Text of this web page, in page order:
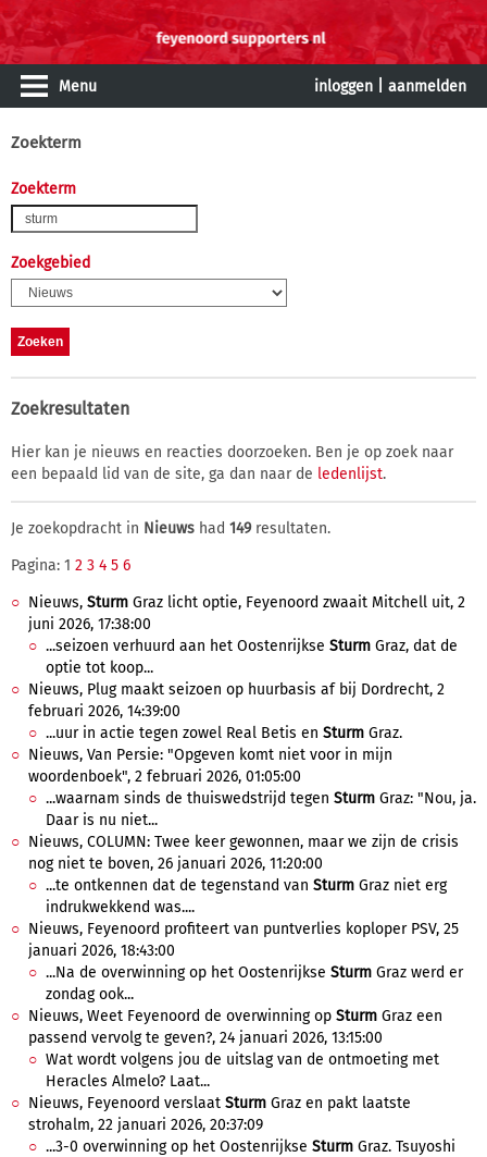
Menu inloggen aanmelden
Zoekterm
Zoekterm
Zoekgebied
Zoekresultaten
Hier kan je nieuws en reacties doorzoeken. Ben je op zoek naar
een bepaald lid van de site, ga dan naar de ledenlijst.
Je zoekopdracht in Nieuws had 149resultaten.
Pagina: 1 2 3 4 5 6
Nieuws, Sturm Graz licht optie, Feyenoord zwaait Mitchell uit, 2
juni 2026, 17:38:00
...seizoen verhuurd aan het Oostenrijkse Sturm Graz, dat de
optie tot koop...
Nieuws, Plug maakt seizoen op huurbasis af bij Dordrecht, 2
februari 2026, 14:39:00
...uur in actie tegen zowel Real Betis en Sturm Graz.
Nieuws, Van Persie: "Opgeven komt niet voor in mijn
woordenboek", 2 februari 2026, 01:05:00
...waarnam sinds de thuiswedstrijd tegen Sturm Graz: "Nou, ja.
Daar is nu niet...
Nieuws, COLUMN: Twee keer gewonnen, maar we zijn de crisis
nog niet te boven, 26 januari 2026, 11:20:00
...te ontkennen dat de tegenstand van Sturm Graz niet erg
indrukwekkend was....
Nieuws, Feyenoord profiteert van puntverlies koploper PSV, 25
januari 2026, 18:43:00
...Na de overwinning op het Oostenrijkse Sturm Graz werd er
zondag ook...
Nieuws, Weet Feyenoord de overwinning op Sturm Graz een
passend vervolg te geven?, 24 januari 2026, 13:15:00
Wat wordt volgens jou de uitslag van de ontmoeting met
Heracles Almelo? Laat...
Nieuws, Feyenoord verslaat Sturm Graz en pakt laatste
strohalm, 22 januari 2026, 20:37:09
...3-0 overwinning op het Oostenrijkse Sturm Graz. Tsuyoshi